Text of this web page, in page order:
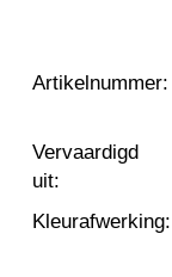
Artikelnummer:
Vervaardigd
uit:
Kleurafwerking: